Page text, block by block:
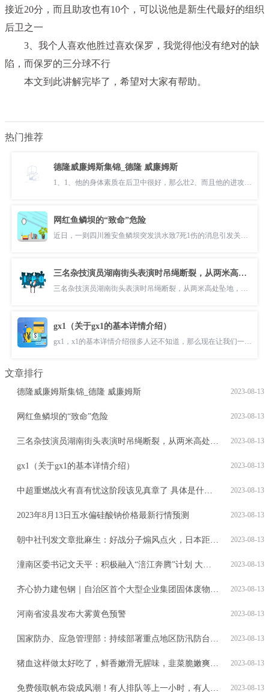
接近20分，而且助攻也有10个，可以说他是新生代最好的组织
后卫之一
3、我个人喜欢他胜过喜欢保罗，我觉得他没有绝对的缺
陷，而保罗的三分球不行
本文到此讲解完毕了，希望对大家有帮助。
热门推荐
德隆威廉姆斯集锦_德隆 威廉姆斯
1、1、他的身体素质在后卫中很好，那么壮2、而且他的进攻能力在组织后
网红鱼鳞坝的“致命”危险
近日，一则四川雅安鱼鳞坝突发洪水致7死1伤的消息引发关注。据通报，涉
三名杂技演员湖南街头表演时吊绳断裂，从两米高处坠地，医院：伤者打针后离开
三名杂技演员湖南街头表演时吊绳断裂，从两米高处坠地，医院：伤者打针
gx1（关于gx1的基本详情介绍）
gx1，x1的基本详情介绍很多人还不知道，那么现在让我们一起来看看吧！1
文章排行
2023-08-13
德隆威廉姆斯集锦_德隆 威廉姆斯
2023-08-13
网红鱼鳞坝的“致命”危险
2023-08-13
三名杂技演员湖南街头表演时吊绳断裂，从两米高处坠地，医院：伤者打针后离开
2023-08-13
gx1（关于gx1的基本详情介绍）
2023-08-13
中超重燃战火有喜有忧这阶段该见真章了 具体是什么情况?
2023-08-13
2023年8月13日五水偏硅酸钠价格最新行情预测
2023-08-13
朝中社刊发文章批麻生：好战分子煽风点火，日本距毁灭深渊只差一步
2023-08-13
潼南区委书记文天平：积极融入“涪江奔腾”计划 大力推进乡村振兴
2023-08-13
齐心协力建包钢｜自治区首个大型企业集团固体废物环境管理示范基地落户包钢
2023-08-13
河南省浚县发布大雾黄色预警
2023-08-13
国家防办、应急管理部：持续部署重点地区防汛防台风工作
2023-08-13
猪血这样做太好吃了，鲜香嫩滑无腥味，韭菜脆嫩爽口，美味又下饭
2023-08-13
免费领取帆布袋成风潮！有人排队等上一小时，有人从徐汇追到长宁